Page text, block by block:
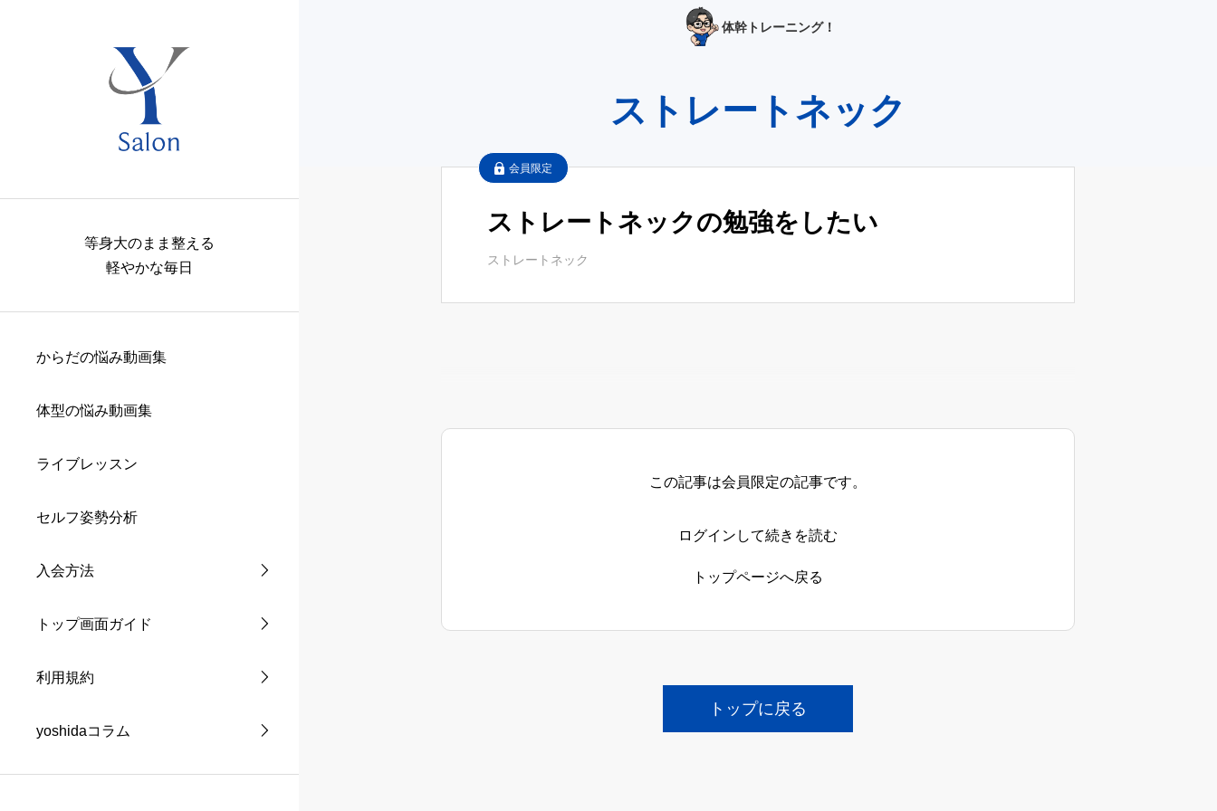
等身大のまま整える
軽やかな毎日
からだの悩み動画集
体型の悩み動画集
ライブレッスン
セルフ姿勢分析
入会方法
トップ画面ガイド
利用規約
yoshidaコラム
体幹トレーニング！
ストレートネック
会員限定
ストレートネックの勉強をしたい
ストレートネック
この記事は会員限定の記事です。
ログインして続きを読む
トップページへ戻る
トップに戻る